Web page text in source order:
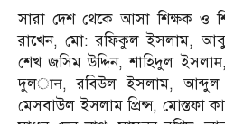
সারা দেশ থেকে আসা শিক্ষক ও
রাখেন, মো: রফিকুল ইসলাম,
শেখ জসিম উদ্দিন, শাহিদুল
দুলान, রবিউল ইসলাম, আব্দুল
মেসবাউল ইসলাম প্রিন্স, মোস্তফা